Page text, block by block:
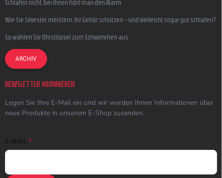
Schlafen nicht, bei ihnen hört man den Alarm
Wie Sie Silvester meistern, Ihr Gehör schützen – und vielleicht sogar gut schlafen?
So wählen Sie Ohrstöpsel zum Schwimmen aus
ARCHIV
NEWSLETTER ABONNIEREN
Legen Sie Ihre E-Mail ein und wir werden Ihnen Informationen über
neue Produkte in unserem E-Shop zusenden.
E-MAIL